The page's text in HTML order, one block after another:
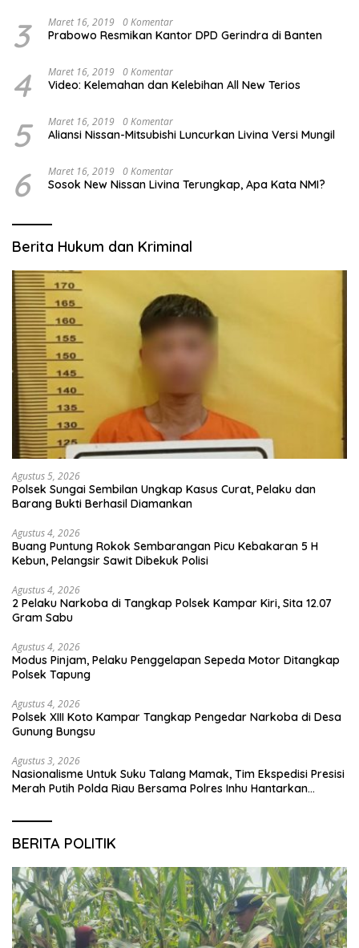
3 Maret 16, 2019 0 Komentar
Prabowo Resmikan Kantor DPD Gerindra di Banten
4 Maret 16, 2019 0 Komentar
Video: Kelemahan dan Kelebihan All New Terios
5 Maret 16, 2019 0 Komentar
Aliansi Nissan-Mitsubishi Luncurkan Livina Versi Mungil
6 Maret 16, 2019 0 Komentar
Sosok New Nissan Livina Terungkap, Apa Kata NMI?
Berita Hukum dan Kriminal
Agustus 5, 2026
Polsek Sungai Sembilan Ungkap Kasus Curat, Pelaku dan
Barang Bukti Berhasil Diamankan
Agustus 4, 2026
Buang Puntung Rokok Sembarangan Picu Kebakaran 5 H
Kebun, Pelangsir Sawit Dibekuk Polisi
Agustus 4, 2026
2 Pelaku Narkoba di Tangkap Polsek Kampar Kiri, Sita 12.07
Gram Sabu
Agustus 4, 2026
Modus Pinjam, Pelaku Penggelapan Sepeda Motor Ditangkap
Polsek Tapung
Agustus 4, 2026
Polsek XIII Koto Kampar Tangkap Pengedar Narkoba di Desa
Gunung Bungsu
Agustus 3, 2026
Nasionalisme Untuk Suku Talang Mamak, Tim Ekspedisi Presisi
Merah Putih Polda Riau Bersama Polres Inhu Hantarkan
BERITA POLITIK